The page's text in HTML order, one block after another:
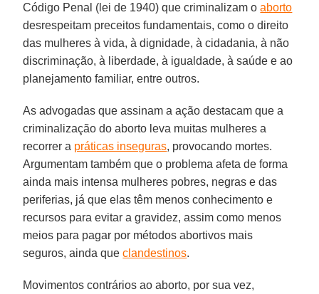
Código Penal (lei de 1940) que criminalizam oaborto
desrespeitam preceitos fundamentais, como o direito
das mulheres à vida, à dignidade, à cidadania, à não
discriminação, à liberdade, à igualdade, à saúde e ao
planejamento familiar, entre outros.
As advogadas que assinam a ação destacam que a
criminalização do aborto leva muitas mulheres a
recorrer a práticas inseguras, provocando mortes.
Argumentam também que o problema afeta de forma
ainda mais intensa mulheres pobres, negras e das
periferias, já que elas têm menos conhecimento e
recursos para evitar a gravidez, assim como menos
meios para pagar por métodos abortivos mais
seguros, ainda queclandestinos.
Movimentos contrários ao aborto, por sua vez,